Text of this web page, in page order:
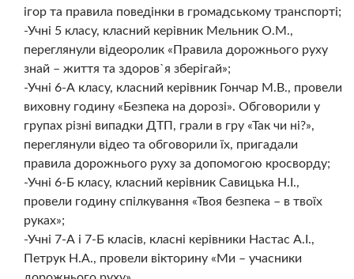
ігор та правила поведінки в громадському транспорті;
-Учні 5 класу, класний керівник Мельник О.М.,
переглянули відеоролик «Правила дорожнього руху
знай – життя та здоров`я зберігай»;
-Учні 6-А класу, класний керівник Гончар М.В., провели
виховну годину «Безпека на дорозі». Обговорили у
групах різні випадки ДТП, грали в гру «Так чи ні?»,
переглянули відео та обговорили їх, пригадали
правила дорожнього руху за допомогою кросворду;
-Учні 6-Б класу, класний керівник Савицька Н.І.,
провели годину спілкування «Твоя безпека – в твоїх
руках»;
-Учні 7-А і 7-Б класів, класні керівники Настас А.І.,
Петрук Н.А., провели вікторину «Ми – учасники